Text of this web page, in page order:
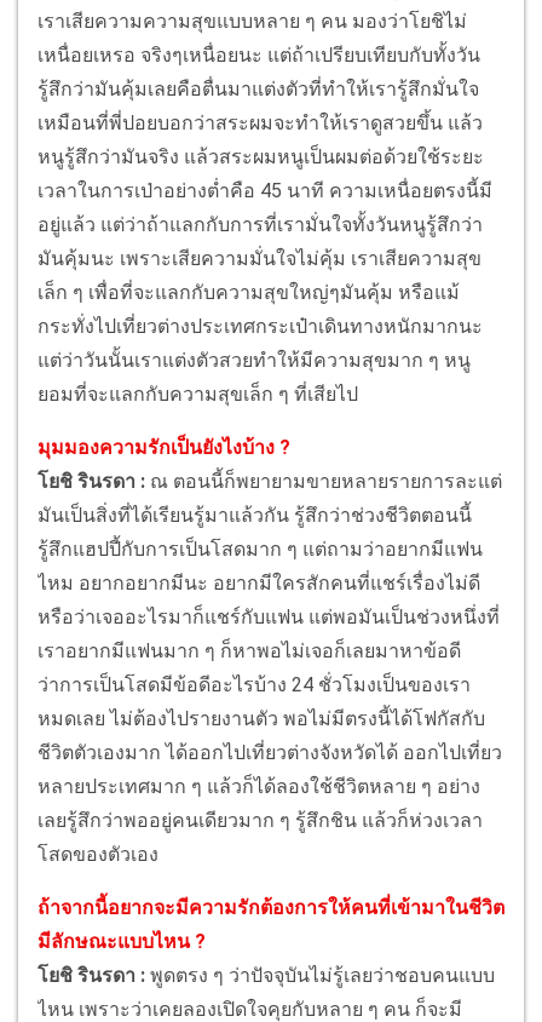
เราเสียความความสุขแบบหลาย ๆ คน มองว่าโยชิไม่
เหนื่อยเหรอ จริงๆเหนื่อยนะ แต่ถ้าเปรียบเทียบกับทั้งวัน
รู้สึกว่ามันคุ้มเลยคือตื่นมาแต่งตัวที่ทำให้เรารู้สึกมั่นใจ
เหมือนที่พี่ปอยบอกว่าสระผมจะทำให้เราดูสวยขึ้น แล้ว
หนูรู้สึกว่ามันจริง แล้วสระผมหนูเป็นผมต่อด้วยใช้ระยะ
เวลาในการเป่าอย่างต่ำคือ 45 นาที ความเหนื่อยตรงนี้มี
อยู่แล้ว แต่ว่าถ้าแลกกับการที่เรามั่นใจทั้งวันหนูรู้สึกว่า
มันคุ้มนะ เพราะเสียความมั่นใจไม่คุ้ม เราเสียความสุข
เล็ก ๆ เพื่อที่จะแลกกับความสุขใหญ่ๆมันคุ้ม หรือแม้
กระทั่งไปเที่ยวต่างประเทศกระเป๋าเดินทางหนักมากนะ
แต่ว่าวันนั้นเราแต่งตัวสวยทำให้มีความสุขมาก ๆ หนู
ยอมที่จะแลกกับความสุขเล็ก ๆ ที่เสียไป
มุมมองความรักเป็นยังไงบ้าง ?
โยชิ รินรดา : ณ ตอนนี้ก็พยายามขายหลายรายการละแต่
มันเป็นสิ่งที่ได้เรียนรู้มาแล้วกัน รู้สึกว่าช่วงชีวิตตอนนี้
รู้สึกแฮปปี้กับการเป็นโสดมาก ๆ แต่ถามว่าอยากมีแฟน
ไหม อยากอยากมีนะ อยากมีใครสักคนที่แชร์เรื่องไม่ดี
หรือว่าเจออะไรมาก็แชร์กับแฟน แต่พอมันเป็นช่วงหนึ่งที่
เราอยากมีแฟนมาก ๆ ก็หาพอไม่เจอก็เลยมาหาข้อดี
ว่าการเป็นโสดมีข้อดีอะไรบ้าง 24 ชั่วโมงเป็นของเรา
หมดเลย ไม่ต้องไปรายงานตัว พอไม่มีตรงนี้ได้โฟกัสกับ
ชีวิตตัวเองมาก ได้ออกไปเที่ยวต่างจังหวัดได้ ออกไปเที่ยว
หลายประเทศมาก ๆ แล้วก็ได้ลองใช้ชีวิตหลาย ๆ อย่าง
เลยรู้สึกว่าพออยู่คนเดียวมาก ๆ รู้สึกชิน แล้วก็ห่วงเวลา
โสดของตัวเอง
ถ้าจากนี้อยากจะมีความรักต้องการให้คนที่เข้ามาในชีวิต
มีลักษณะแบบไหน ?
โยชิ รินรดา : พูดตรง ๆ ว่าปัจจุบันไม่รู้เลยว่าชอบคนแบบ
ไหน เพราะว่าเคยลองเปิดใจคุยกับหลาย ๆ คน ก็จะมี